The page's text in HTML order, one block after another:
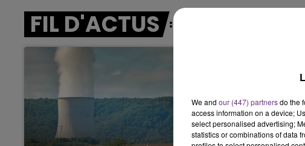
LE WEEK-END CHAMPAGNE FM
FIL D'ACTUS
We and our (447) partnersdo the
access information on a device;
select personalised advertising;
statistics or combinations of data